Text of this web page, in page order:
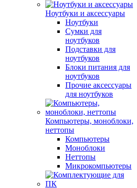
Ноутбуки и аксессуары
Ноутбуки
Сумки для
ноутбуков
Подставки для
ноутбуков
Блоки питания для
ноутбуков
Прочие аксессуары
для ноутбуков
Компьютеры, моноблоки,
неттопы
Компьютеры
Моноблоки
Неттопы
Микрокомпьютеры